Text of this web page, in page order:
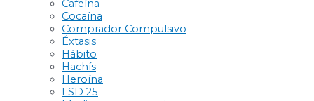
Cafeína
Cocaína
Comprador Compulsivo
Éxtasis
Hábito
Hachís
Heroína
LSD 25